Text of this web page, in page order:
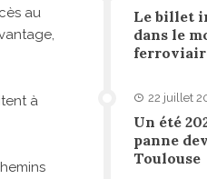
au
à
Le billet
dans le
22 juillet
Un été
panne
Toulouse